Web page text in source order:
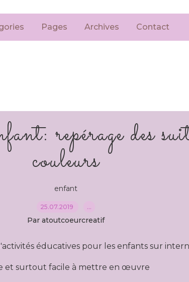
Pages Archives Contact
repérage des
couleurs
enfant
25.07.2019 …
Par atoutcoeurcreatif
éducatives pour les enfants sur
et surtout facile à mettre en œuvre